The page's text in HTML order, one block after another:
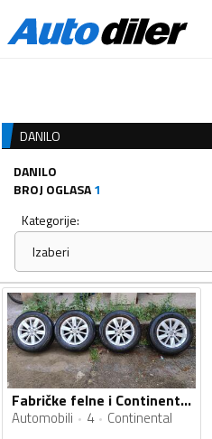
DANILO
DANILO
BROJ OGLASA1
Kategorije:
Izaberi
Fabričke felne i Continental gume
Automobili 4 Continental